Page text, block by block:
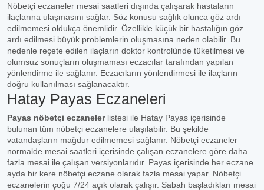
Nöbetçi eczaneler mesai saatleri dışında çalışarak hastaların
ilaçlarına ulaşmasını sağlar. Söz konusu sağlık olunca göz ardı
edilmemesi oldukça önemlidir. Özellikle küçük bir hastalığın göz
ardı edilmesi büyük problemlerin oluşmasına neden olabilir. Bu
nedenle reçete edilen ilaçların doktor kontrolünde tüketilmesi ve
olumsuz sonuçların oluşmaması eczacılar tarafından yapılan
yönlendirme ile sağlanır. Eczacıların yönlendirmesi ile ilaçların
doğru kullanılması sağlanacaktır.
Hatay Payas Eczaneleri
Payas nöbetçi eczanelerlistesi ile Hatay Payas içerisinde
bulunan tüm nöbetçi eczanelere ulaşılabilir. Bu şekilde
vatandaşların mağdur edilmemesi sağlanır. Nöbetçi eczaneler
normalde mesai saatleri içerisinde çalışan eczanelere göre daha
fazla mesai ile çalışan versiyonlarıdır. Payas içerisinde her eczane
ayda bir kere nöbetçi eczane olarak fazla mesai yapar. Nöbetçi
eczanelerin çoğu 7/24 açık olarak çalışır. Sabah başladıkları mesai